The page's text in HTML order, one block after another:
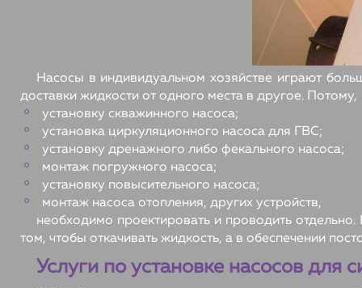
Насосы в индивидуальном хозяйстве играют
доставки жидкости от одного места в другое. Потому,
установку скважинного насоса;
установка циркуляционного насоса для ГВС;
установку дренажного либо фекального насоса;
монтаж погружного насоса;
установку повысительного насоса;
монтаж насоса отопления, других устройств,
необходимо проектировать и проводить
том, чтобы откачивать жидкость, а в обеспечении
Услуги по установке насосов для